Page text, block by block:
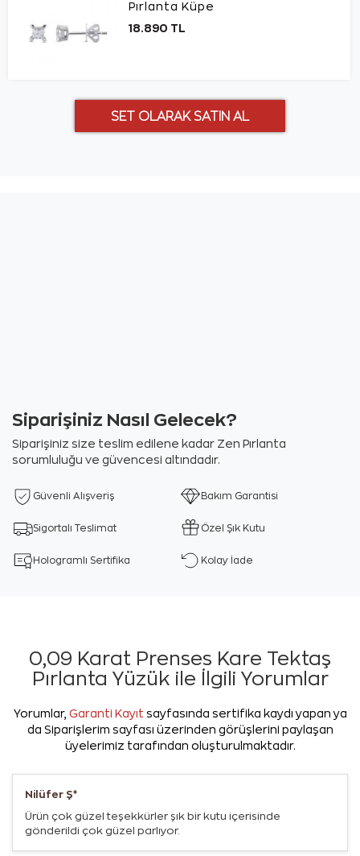
Pırlanta Küpe
18.890 TL
Siparişiniz Nasıl Gelecek?
Siparişiniz size teslim edilene kadar Zen Pırlanta
sorumluluğu ve güvencesi altındadır.
Güvenli Alışveriş Bakım Garantisi
Sigortalı Teslimat Özel Şık Kutu
Hologramlı Sertifika Kolay İade
0,09 Karat Prenses Kare Tektaş
Pırlanta Yüzük ile İlgili Yorumlar
Yorumlar, Garanti Kayıt sayfasında sertifika kaydı yapan ya
da Siparişlerim sayfası üzerinden görüşlerini paylaşan
üyelerimiz tarafından oluşturulmaktadır.
Nilüfer Ş*
Ürün çok güzel teşekkürler şık bir kutu içerisinde
gönderildi çok güzel parlıyor.